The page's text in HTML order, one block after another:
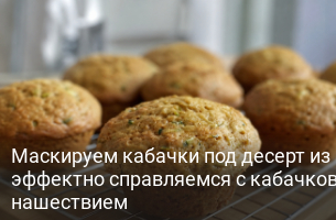
Маскируем кабачки под десерт
эффектно справляемся с
нашествием